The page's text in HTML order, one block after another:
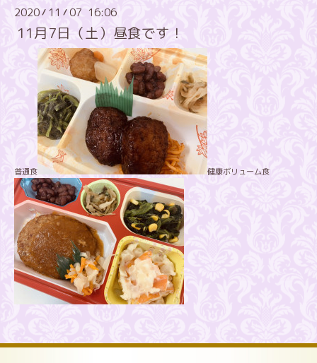
2020/ 11 /07 16:06
11月7日（土）昼食です！
普通食 健康ボリューム食